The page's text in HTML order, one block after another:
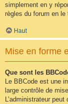
simplement en y
règles du forum en le
Haut
Mise en forme
Que sont les
Le BBCode est une
large contrôle de
L’administrateur